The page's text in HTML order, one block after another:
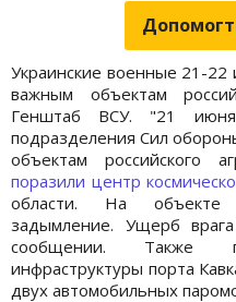
Украинские военные 21-
важным объектам
Генштаб ВСУ. "21
подразделения Сил
объектам российского
поразили центр
области. На объекте
задымление. Ущерб
сообщении. Также
инфраструктуры порта
двух автомобильных